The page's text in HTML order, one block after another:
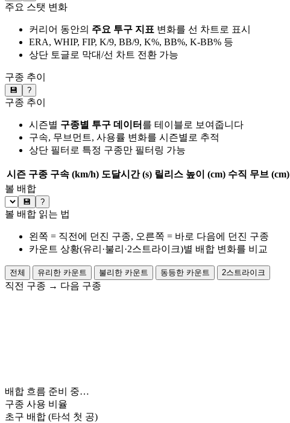
주요 스탯 변화
커리어 동안의 주요 투구 지표 변화를 선 차트로 표시
ERA, WHIP, FIP, K/9, BB/9, K%, BB%, K-BB% 등
상단 토글로 막대/선 차트 전환 가능
구종 추이
💾 ?
구종 추이
시즌별 구종별 투구 데이터 를 테이블로 보여줍니다
구속, 무브먼트, 사용률 변화를 시즌별로 추적
상단 필터로 특정 구종만 필터링 가능
시즌 구종 구속 (km/h) 도달시간 (s) 릴리스 높이 (cm) 수직 무브 (cm)
볼 배합
💾 ?
볼 배합 읽는 법
왼쪽 = 직전에 던진 구종, 오른쪽 = 바로 다음에 던진 구종
카운트 상황(유리·불리·2스트라이크)별 배합 변화를 비교
전체 유리한 카운트 불리한 카운트 동등한 카운트 2스트라이크
직전 구종 → 다음 구종
배합 흐름 준비 중…
구종 사용 비율
초구 배합 (타석 첫 공)